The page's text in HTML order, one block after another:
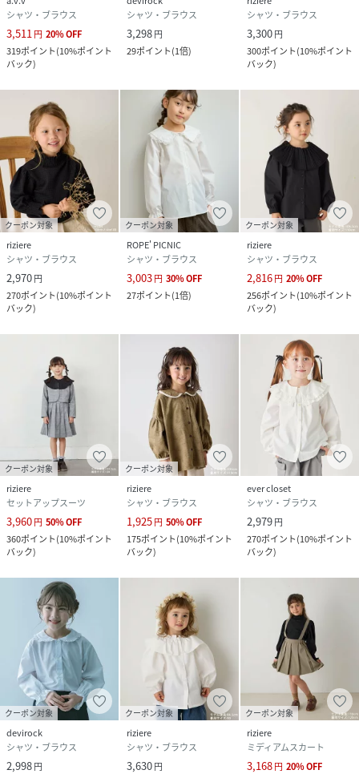
シャツ・ブラウス
3,511円 20%OFF
319ポイント(10%ポイント
バック)
シャツ・ブラウス
3,298円
29ポイント(1倍)
シャツ・ブラウス
3,300円
300ポイント(10%ポイント
バック)
クーポン対象
riziere
シャツ・ブラウス
2,970円
270ポイント(10%ポイント
バック)
クーポン対象
ROPE' PICNIC
シャツ・ブラウス
3,003円 30%OFF
27ポイント(1倍)
クーポン対象
riziere
シャツ・ブラウス
2,816円 20%OFF
256ポイント(10%ポイント
バック)
クーポン対象
riziere
セットアップスーツ
3,960円 50%OFF
360ポイント(10%ポイント
バック)
クーポン対象
riziere
シャツ・ブラウス
1,925円 50%OFF
175ポイント(10%ポイント
バック)
ever closet
シャツ・ブラウス
2,979円
270ポイント(10%ポイント
バック)
クーポン対象
devirock
シャツ・ブラウス
2,998円
クーポン対象
riziere
シャツ・ブラウス
3,630円
クーポン対象
riziere
ミディアムスカート
3,168円 20%OFF